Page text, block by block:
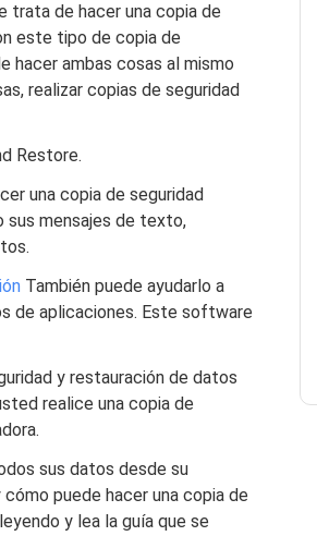
trata de hacer una copia de
este tipo de copia de
hacer ambas cosas al mismo
realizar copias de seguridad
Restore.
una copia de seguridad
sus mensajes de texto,
También puede ayudarlo a
de aplicaciones. Este software
y restauración de datos
realice una copia de
sus datos desde su
puede hacer una copia de
y lea la guía que se